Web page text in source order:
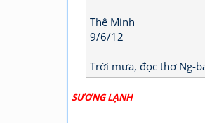
Thệ Minh
9/6/12
Trời mưa, đọc thơ Ng-
SƯƠNG LẠNH